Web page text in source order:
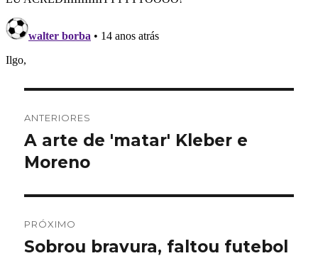
de
Post
ANTERIORES
Post
anterior:
A arte de 'matar' Kleber e
Moreno
PRÓXIMO
Próximo
Sobrou bravura, faltou futebol